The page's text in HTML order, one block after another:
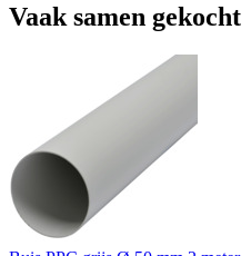
Vaak samen gekocht